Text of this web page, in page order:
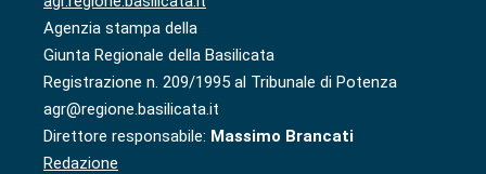
Agenzia stampa della
Giunta Regionale della Basilicata
Registrazione n. 209/1995 al Tribunale di Potenza
agr@regione.basilicata.it
Direttore responsabile: Massimo Brancati
Redazione